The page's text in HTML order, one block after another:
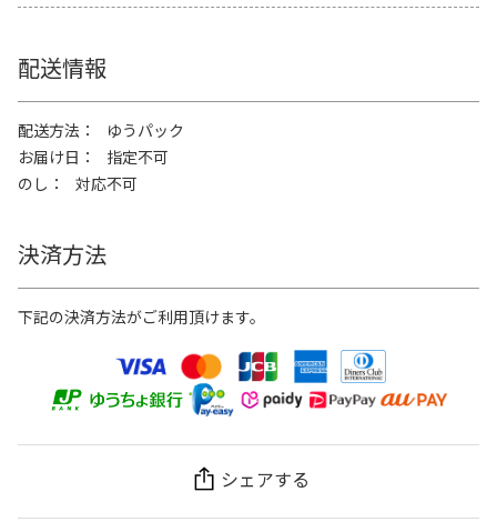
配送情報
配送方法
ゆうパック
お届け日
指定不可
のし
対応不可
決済方法
下記の決済方法がご利用頂けます。
シェアする